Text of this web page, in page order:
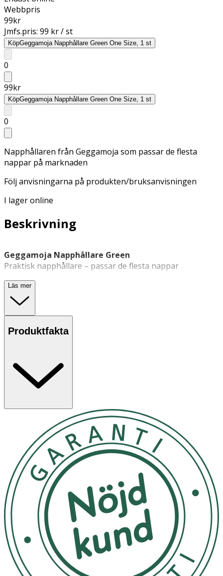
Webbpris
99kr
Jmfs.pris: 99 kr / st
KöpGeggamoja Napphållare Green One Size, 1 st
0
99kr
KöpGeggamoja Napphållare Green One Size, 1 st
0
Napphållaren från Geggamoja som passar de flesta
nappar på marknaden
Följ anvisningarna på produkten/bruksanvisningen
I lager online
Beskrivning
Geggamoja Napphållare Green
Praktisk napphållare – passar de flesta nappar
Geggamoja Napphållare är en
de flesta nappar på marknaden. Den är utformad för att
hålla nappen inom räckhåll och minska risken för att den
tappas eller försvinner. Med ett elastiskt silikonfäste och
ett nickelfritt metallspänne fästs napphållaren enkelt på
Egenskaper
· Passar de flesta nappar
· Elastisk ring i silikon
· Nickelfritt metallspänne
· Tillverkad i polyester
· Längd: 23 cm
· Grönrandig design
Användning
· Fäst napphållaren i barnets kläder och i nappen
enligt instruktion.
· Kontrollera att båda ändarna är ordentligt fastsatta
före användning.
Läs mer
Produktfakta